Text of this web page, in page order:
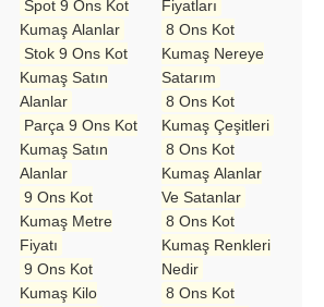
Spot 9 Ons Kot
Kumaş Alanlar
Stok 9 Ons Kot
Kumaş Satın
Alanlar
Parça 9 Ons Kot
Kumaş Satın
Alanlar
9 Ons Kot
Kumaş Metre
Fiyatı
9 Ons Kot
Kumaş Kilo
Fiyatları
8 Ons Kot
Kumaş Nereye
Satarım
8 Ons Kot
Kumaş Çeşitleri
8 Ons Kot
Kumaş Alanlar
Ve Satanlar
8 Ons Kot
Kumaş Renkleri
Nedir
8 Ons Kot